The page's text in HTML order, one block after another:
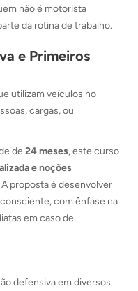
não é motorista
da rotina de trabalho.
e Primeiros
utilizam veículos no
cargas, ou
de 24 meses, este curso
e noções
A proposta é desenvolver
com ênfase na
em caso de
defensiva em diversos